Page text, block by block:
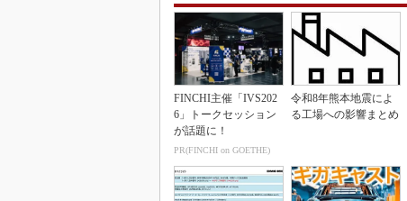
FINCHI主催「IVS202
6」トークセッション
が話題に！
PR(FINCHI on GOETHE)
令和8年熊本地震によ
る工場への影響まとめ